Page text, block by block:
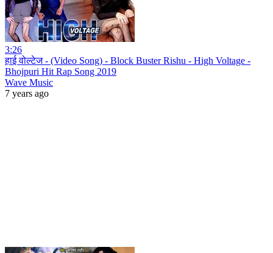
3:26
हाई वोल्टेज - (Video Song) - Block Buster Rishu - High Voltage -
Bhojpuri Hit Rap Song 2019
Wave Music
7 years ago